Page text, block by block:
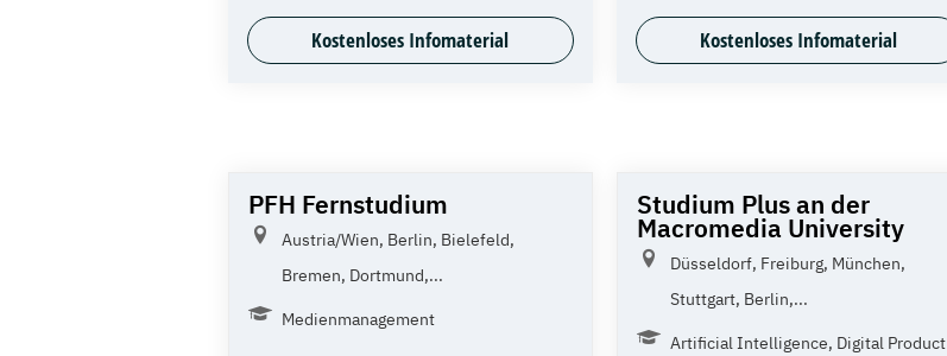
Kostenloses Infomaterial Kostenloses Infomaterial
PFH Fernstudium
Austria/Wien, Berlin, Bielefeld,
Bremen, Dortmund,...
Medienmanagement
Studium Plus an der
Macromedia University
Düsseldorf, Freiburg, München,
Stuttgart, Berlin,...
Artificial Intelligence, Digital Product